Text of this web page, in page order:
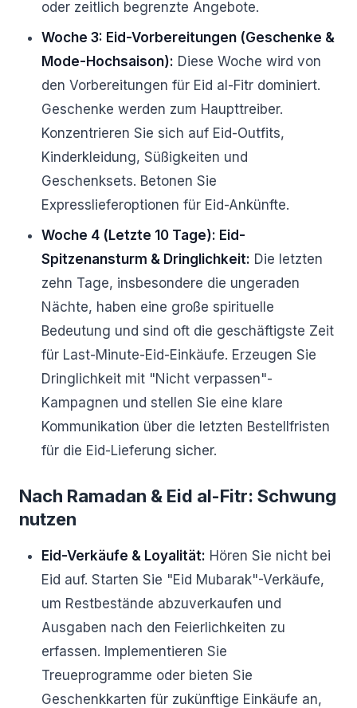
oder zeitlich begrenzte Angebote.
Woche 3: Eid-Vorbereitungen (Geschenke &
Mode-Hochsaison): Diese Woche wird von
den Vorbereitungen für Eid al-Fitr dominiert.
Geschenke werden zum Haupttreiber.
Konzentrieren Sie sich auf Eid-Outfits,
Kinderkleidung, Süßigkeiten und
Geschenksets. Betonen Sie
Expresslieferoptionen für Eid-Ankünfte.
Woche 4 (Letzte 10 Tage): Eid-
Spitzenansturm & Dringlichkeit: Die letzten
zehn Tage, insbesondere die ungeraden
Nächte, haben eine große spirituelle
Bedeutung und sind oft die geschäftigste Zeit
für Last-Minute-Eid-Einkäufe. Erzeugen Sie
Dringlichkeit mit "Nicht verpassen"-
Kampagnen und stellen Sie eine klare
Kommunikation über die letzten Bestellfristen
für die Eid-Lieferung sicher.
Nach Ramadan & Eid al-Fitr: Schwung
nutzen
Eid-Verkäufe & Loyalität: Hören Sie nicht bei
Eid auf. Starten Sie "Eid Mubarak"-Verkäufe,
um Restbestände abzuverkaufen und
Ausgaben nach den Feierlichkeiten zu
erfassen. Implementieren Sie
Treueprogramme oder bieten Sie
Geschenkkarten für zukünftige Einkäufe an,